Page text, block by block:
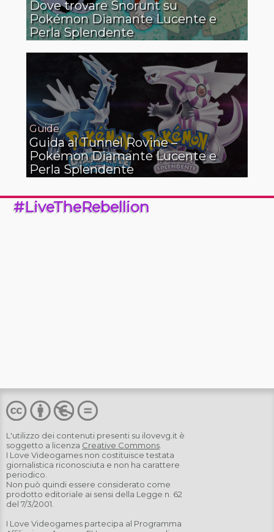
Dove trovare Snorunt su
Pokémon Diamante Lucente e
Perla Splendente
Guide
Guida al Tunnel Rovine –
Pokémon Diamante Lucente e
Perla Splendente
#LiveTheRebellion
L'utilizzo dei contenuti presenti su ilovevg.it è
soggetto a licenza Creative Commons
I Love Videogames non costituisce testata
giornalistica riconosciuta e non ha carattere
periodico.
Non può quindi essere considerato come
prodotto editoriale ai sensi della Legge n. 62
del 7/3/2001.
I Love Videogames partecipa al Programma